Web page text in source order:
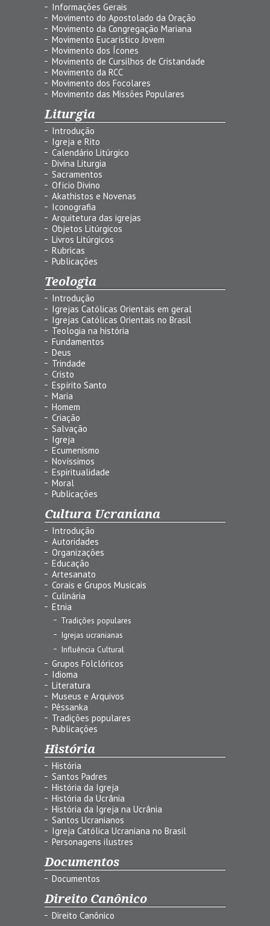
Informações Gerais
Movimento do Apostolado da Oração
Movimento da Congregação Mariana
Movimento Eucarístico Jovem
Movimento dos Ícones
Movimento de Cursilhos de Cristandade
Movimento da RCC
Movimento dos Focolares
Movimento das Missões Populares
Liturgia
Introdução
Igreja e Rito
Calendário Litúrgico
Divina Liturgia
Sacramentos
Ofício Divino
Akathistos e Novenas
Iconografia
Arquitetura das igrejas
Objetos Litúrgicos
Livros Litúrgicos
Rubricas
Publicações
Teologia
Introdução
Igrejas Católicas Orientais em geral
Igrejas Católicas Orientais no Brasil
Teologia na história
Fundamentos
Deus
Trindade
Cristo
Espírito Santo
Maria
Homem
Criação
Salvação
Igreja
Ecumenismo
Novíssimos
Espiritualidade
Moral
Publicações
Cultura Ucraniana
Introdução
Autoridades
Organizações
Educação
Artesanato
Corais e Grupos Musicais
Culinária
Etnia
Tradições populares
Igrejas ucranianas
Influência Cultural
Grupos Folclóricos
Idioma
Literatura
Museus e Arquivos
Pêssanka
Tradições populares
Publicações
História
História
Santos Padres
História da Igreja
História da Ucrânia
História da Igreja na Ucrânia
Santos Ucranianos
Igreja Católica Ucraniana no Brasil
Personagens ilustres
Documentos
Documentos
Direito Canônico
Direito Canônico